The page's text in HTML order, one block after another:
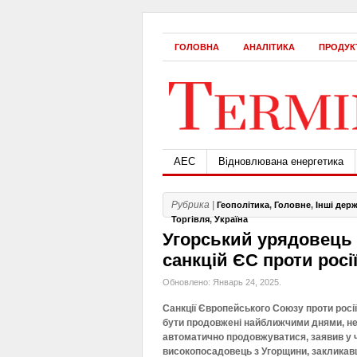
ГОЛОВНА АНАЛІТИКА
АЕС Відновлювана енергетика
Рубрика | Геополітика, Головне, Інші
Торгівля,Україна
Угорський
санкцій ЄС проти росії
Обновлено: Январь 24, 2025.
Санкції Європейського Союзу проти
бути продовжені найближчими днями, не
автоматично продовжуватися, заявив у
високопосадовець з Угорщини,